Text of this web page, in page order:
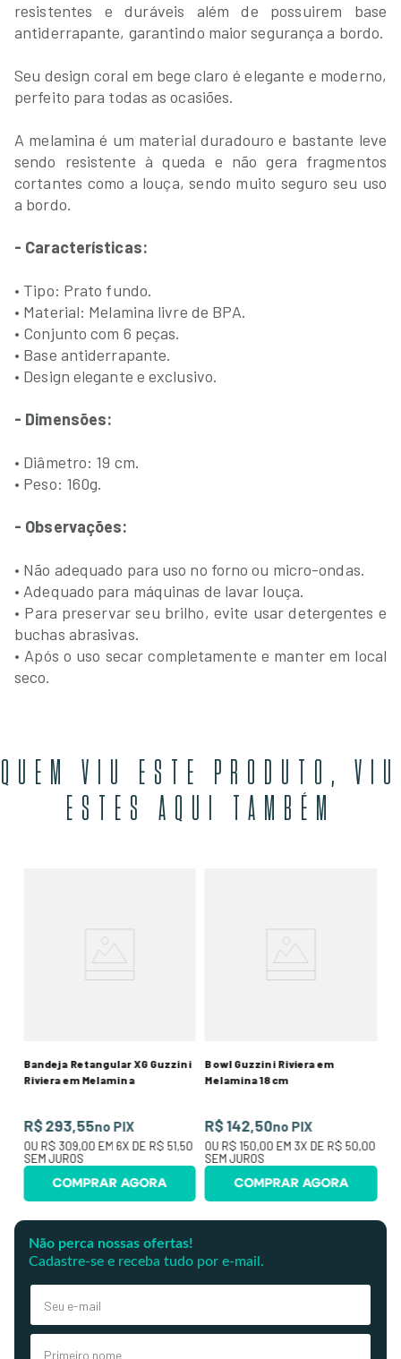
resistentes e duráveis além de possuirem base
antiderrapante, garantindo maior segurança a bordo.
Seu design coral em bege claro é elegante e moderno,
perfeito para todas as ocasiões.
A melamina é um material duradouro e bastante leve
sendo resistente à queda e não gera fragmentos
cortantes como a louça, sendo muito seguro seu uso
a bordo.
- Características:
• Tipo: Prato fundo.
• Material: Melamina livre de BPA.
• Conjunto com 6 peças.
• Base antiderrapante.
• Design elegante e exclusivo.
- Dimensões:
• Diâmetro: 19 cm.
• Peso: 160g.
- Observações:
• Não adequado para uso no forno ou micro-ondas.
• Adequado para máquinas de lavar louça.
• Para preservar seu brilho, evite usar detergentes e
buchas abrasivas.
• Após o uso secar completamente e manter em local
seco.
QUEM VIU ESTE PRODUTO, VIU
ESTES AQUI TAMBÉM
Bandeja Retangular XG Guzzini
Riviera em Melamina
R$ 293,55no PIX
OU R$ 309,00 EM 6X DE R$ 51,50
SEM JUROS
COMPRAR AGORA
Bowl Guzzini Riviera em
Melamina 18cm
R$ 142,50no PIX
OU R$ 150,00 EM 3X DE R$ 50,00
SEM JUROS
COMPRAR AGORA
Não perca nossas ofertas!
Cadastre-se e receba tudo por e-mail.